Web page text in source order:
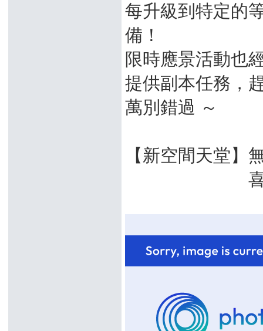
每升級到特定的
備！
限時應景活動也
提供副本任務，
萬別錯過 ～
【新空間天堂
喜愛天堂